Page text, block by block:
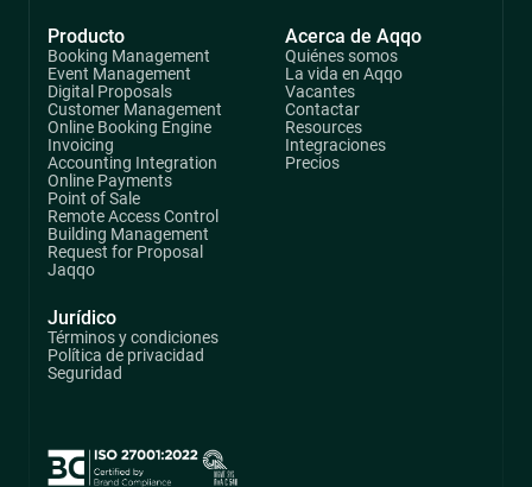
Producto
Booking Management
Event Management
Digital Proposals
Customer Management
Online Booking Engine
Invoicing
Accounting Integration
Online Payments
Point of Sale
Remote Access Control
Building Management
Request for Proposal
Jaqqo
Acerca de Aqqo
Quiénes somos
La vida en Aqqo
Vacantes
Contactar
Resources
Integraciones
Precios
Jurídico
Términos y condiciones
Política de privacidad
Seguridad